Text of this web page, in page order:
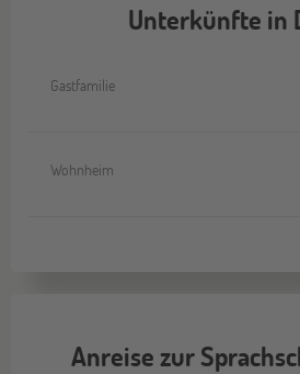
Unterkünfte in
Gastfamilie
Wohnheim
Anreise zur